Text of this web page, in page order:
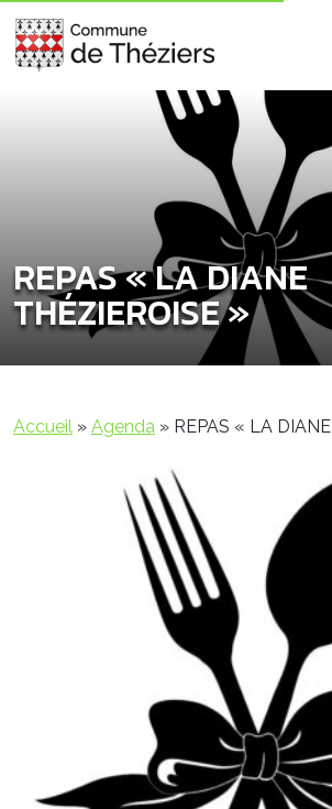
REPAS « LA DIANE
THÉZIEROISE »
Accueil » Agenda » REPAS « LA